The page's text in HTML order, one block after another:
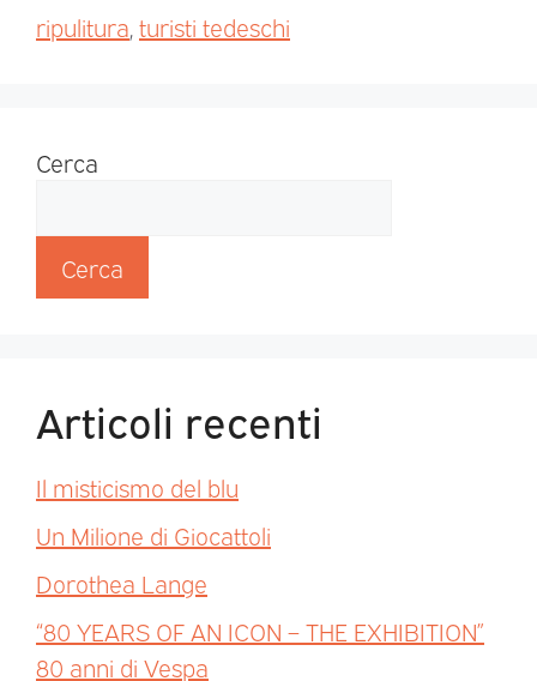
ripulitura turisti tedeschi
Cerca
Cerca
Articoli recenti
Il misticismo del blu
Un Milione di Giocattoli
Dorothea Lange
“80 YEARS OF AN ICON – THE EXHIBITION”
80 anni di Vespa